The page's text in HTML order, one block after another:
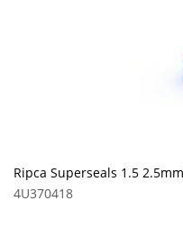
Ripca Superseals 1.5
4U370418